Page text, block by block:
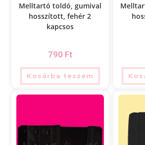
Melltartó toldó, gumival
hosszított, fehér 2
kapcsos
790 Ft
Kosárba teszem